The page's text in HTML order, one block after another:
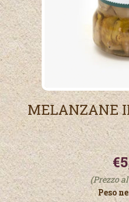
MELANZANE
(Prezzo al
Peso